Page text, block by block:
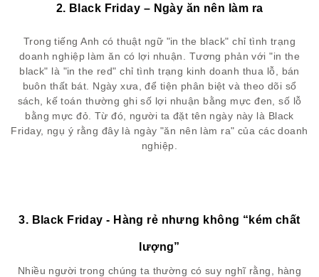
2. Black Friday – Ngày ăn nên làm ra
Trong tiếng Anh có thuật ngữ "in the black" chỉ tình trạng
doanh nghiệp làm ăn có lợi nhuận. Tương phản với "in the
black" là "in the red" chỉ tình trạng kinh doanh thua lỗ, bán
buôn thất bát. Ngày xưa, để tiện phân biệt và theo dõi sổ
sách, kế toán thường ghi số lợi nhuận bằng mực đen, số lỗ
bằng mực đỏ. Từ đó, người ta đặt tên ngày này là Black
Friday, ngụ ý rằng đây là ngày "ăn nên làm ra" của các doanh
nghiệp.
3. Black Friday - Hàng rẻ nhưng không “kém chất
lượng”
Nhiều người trong chúng ta thường có suy nghĩ rằng, hàng